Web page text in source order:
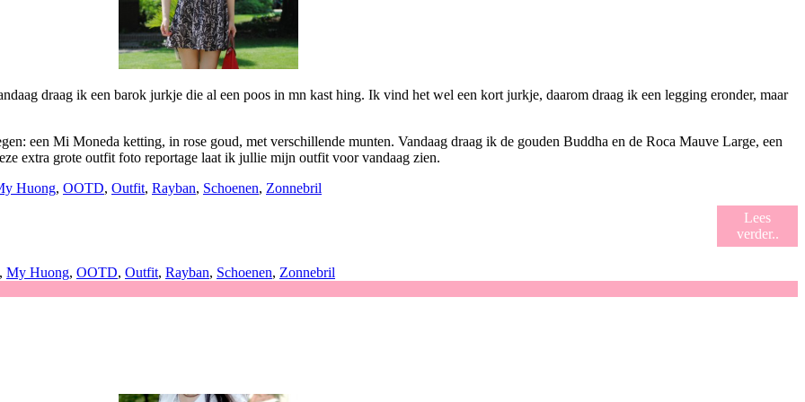
draag ik een barok jurkje die al een poos in mn kast hing. Ik vind het wel een kort jurkje, daarom draag ik een legging eronder, maar
een Mi Moneda ketting, in rose goud, met verschillende munten. Vandaag draag ik de gouden Buddha en de Roca Mauve Large, een
extra grote outfit foto reportage laat ik jullie mijn outfit voor vandaag zien.
Huong, OOTD, Outfit, Rayban, Schoenen, Zonnebril
Lees
verder..
, My Huong, OOTD, Outfit, Rayban, Schoenen, Zonnebril